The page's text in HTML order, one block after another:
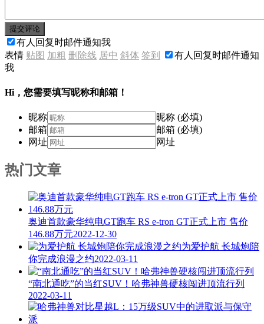
提交评论
有人回复时邮件通知我
表情 贴图 加粗 删除线 居中 斜体 签到
有人回复时邮件通知
我
Hi，您需要填写昵称和邮箱！
昵称
昵称 (必填)
邮箱
邮箱 (必填)
网址
网址
热门文章
奥迪首款豪华纯电GT跑车 RS e-tron GT正式上市 售价
146.88万元2022-12-30
为爱护航 长城炮陪
你完成浪漫之约2022-03-11
“南北通吃”的当红SUV！哈弗神兽硬核闯进顶流行列
2022-03-11